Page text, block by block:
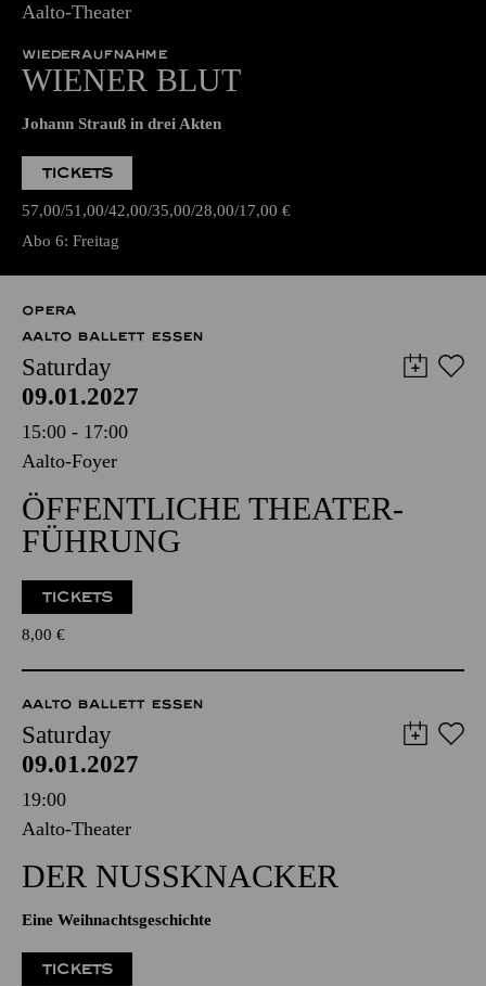
Aalto-Theater
WIEDERAUFNAHME
WIENER BLUT
Johann Strauß in drei Akten
TICKETS
57,00 51,00 42,00 35,00 28,00 17,00 €
Abo 6: Freitag
OPERA
AALTO BALLETT ESSEN
Saturday
09.01.2027
15:00 - 17:00
Aalto-Foyer
ÖFFENTLICHE THEATER­
FÜHRUNG
TICKETS
8,00 €
AALTO BALLETT ESSEN
Saturday
09.01.2027
19:00
Aalto-Theater
DER NUSSKNACKER
Eine Weihnachtsgeschichte
TICKETS